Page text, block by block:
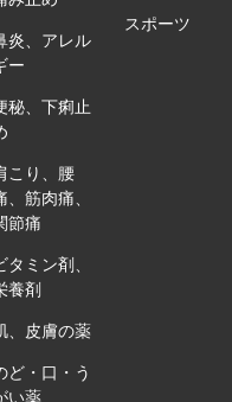
炎、アレル
ー
秘、下痢止
こり、腰
、筋肉痛、
節痛
タミン剤、
養剤
、皮膚の薬
ど・口・う
い薬
スポーツ